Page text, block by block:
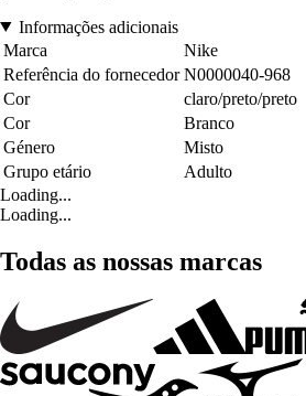
Informações adicionais
Marca
Nike
Referência do fornecedor N0000040-968
Cor
claro/preto/preto
Cor
Branco
Género
Misto
Grupo etário
Adulto
Loading...
Loading...
Todas as nossas marcas